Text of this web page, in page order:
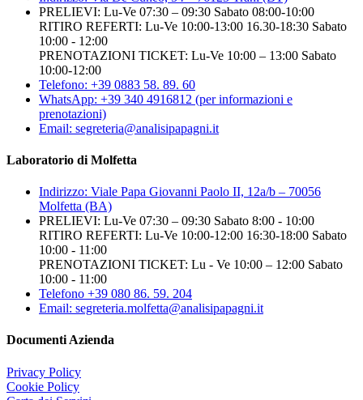
PRELIEVI: Lu-Ve 07:30 – 09:30 Sabato 08:00-10:00
RITIRO REFERTI: Lu-Ve 10:00-13:00 16.30-18:30 Sabato
10:00 - 12:00
PRENOTAZIONI TICKET: Lu-Ve 10:00 – 13:00 Sabato
10:00-12:00
Telefono: +39 0883 58. 89. 60
WhatsApp: +39 340 4916812 (per informazioni e
prenotazioni)
Email: segreteria@analisipapagni.it
Laboratorio di Molfetta
Indirizzo: Viale Papa Giovanni Paolo II, 12a/b – 70056
Molfetta (BA)
PRELIEVI: Lu-Ve 07:30 – 09:30 Sabato 8:00 - 10:00
RITIRO REFERTI: Lu-Ve 10:00-12:00 16:30-18:00 Sabato
10:00 - 11:00
PRENOTAZIONI TICKET: Lu - Ve 10:00 – 12:00 Sabato
10:00 - 11:00
Telefono +39 080 86. 59. 204
Email: segreteria.molfetta@analisipapagni.it
Documenti Azienda
Privacy Policy
Cookie Policy